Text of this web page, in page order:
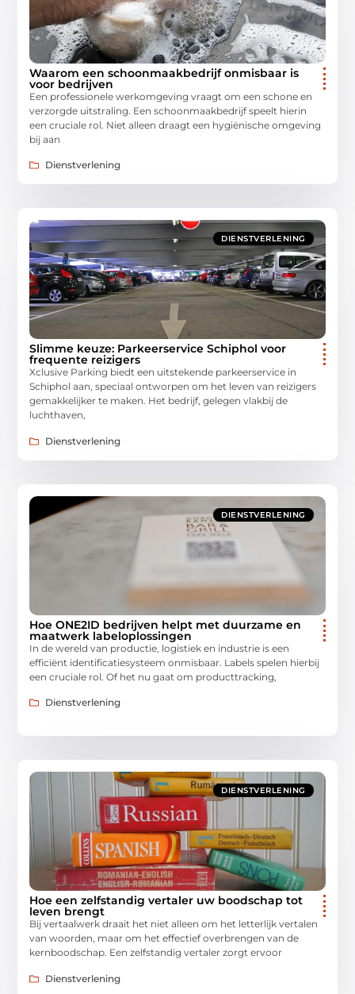
Waarom een schoonmaakbedrijf onmisbaar is
voor bedrijven
Een professionele werkomgeving vraagt om een schone en
verzorgde uitstraling. Een schoonmaakbedrijf speelt hierin
een cruciale rol. Niet alleen draagt een hygiënische omgeving
bij aan
Dienstverlening
DIENSTVERLENING
Slimme keuze: Parkeerservice Schiphol voor
frequente reizigers
Xclusive Parking biedt een uitstekende parkeerservice in
Schiphol aan, speciaal ontworpen om het leven van reizigers
gemakkelijker te maken. Het bedrijf, gelegen vlakbij de
luchthaven,
Dienstverlening
DIENSTVERLENING
Hoe ONE2ID bedrijven helpt met duurzame en
maatwerk labeloplossingen
In de wereld van productie, logistiek en industrie is een
efficiënt identificatiesysteem onmisbaar. Labels spelen hierbij
een cruciale rol. Of het nu gaat om producttracking,
Dienstverlening
DIENSTVERLENING
Hoe een zelfstandig vertaler uw boodschap tot
leven brengt
Bij vertaalwerk draait het niet alleen om het letterlijk vertalen
van woorden, maar om het effectief overbrengen van de
kernboodschap. Een zelfstandig vertaler zorgt ervoor
Dienstverlening